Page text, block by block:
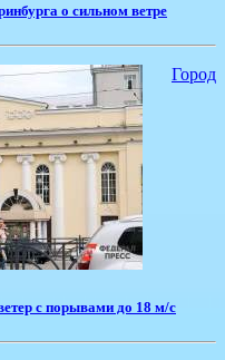
о сильном ветре
Город
с порывами до 18 м/с